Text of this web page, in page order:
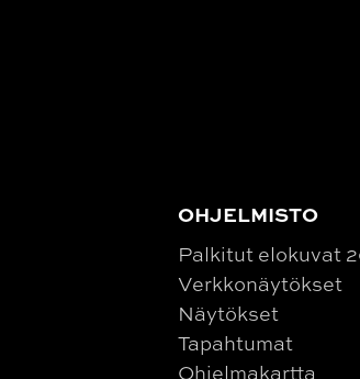
OHJELMISTO
Palkitut elokuvat
Verkkonäytökset
Näytökset
Tapahtumat
Ohjelmakartta